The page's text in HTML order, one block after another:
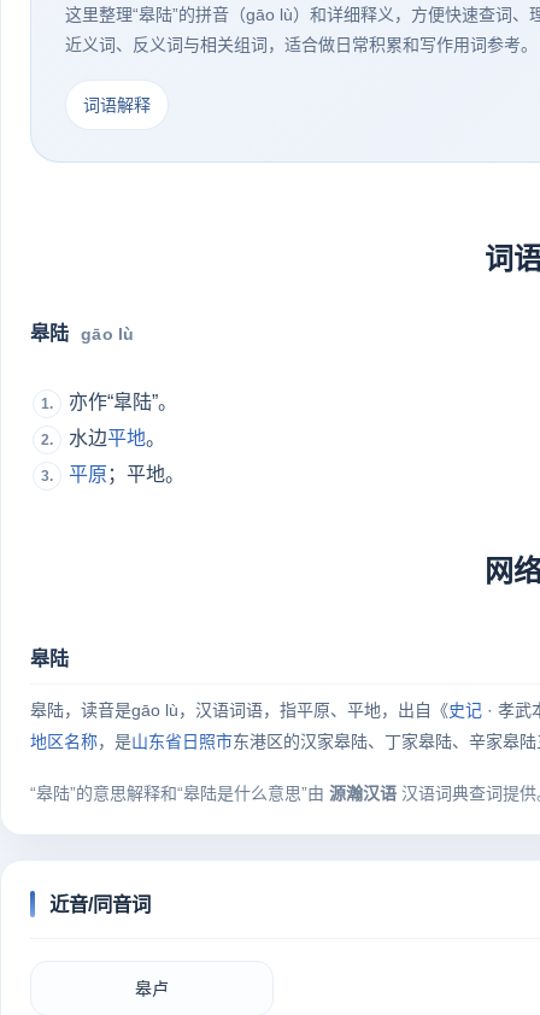
这里整理“皋陆”的拼音（gāo lù）和详细释义，方便快速查词、
近义词、反义词与相关组词，适合做日常积累和写作用词参考。
词语解释
词
皋陆 gāo lù
1. 亦作“皐陆”。
2. 水边平地。
3. 平原 ；平地。
网
皋陆
皋陆，读音是gāo lù，汉语词语，指平原、平地，出自《史记 · 孝武
地区名称，是山东省 日照市东港区的汉家皋陆、丁家皋陆、辛家皋陆
“皋陆”的意思解释和“皋陆是什么意思”由 源瀚汉语 汉语词典查词提供
近音/同音词
皋卢